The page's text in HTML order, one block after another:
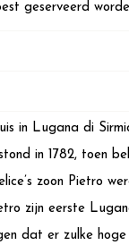
geserveerd
in Lugana di
in 1782, toen
zoon Pietro
zijn eerste
dat er zulke